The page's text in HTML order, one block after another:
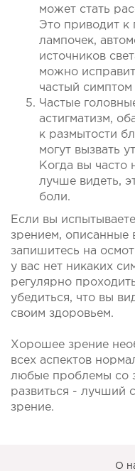
может стать
Это приводит к
лампочек,
источников
можно
частый симптом
Частые
астигматизм,
к размытости
могут вызвать
Когда вы часто
лучше видеть,
боли.
Если вы
зрением, описанные
запишитесь на
у вас нет никаких
регулярно
убедиться, что вы
своим здоровьем.
Хорошее зрение
всех аспектов
любые проблемы со
развиться - лучший
зрение.
О